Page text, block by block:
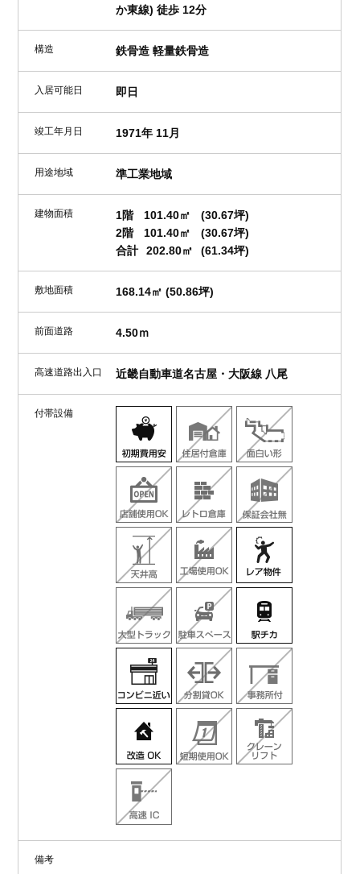
か東線) 徒歩 12分
構造 鉄骨造 軽量鉄骨造
入居可能日 即日
竣工年月日 1971年 11月
用途地域 準工業地域
建物面積 1階 101.40㎡
(30.67坪)
2階
101.40㎡
(30.67坪)
合計
202.80㎡ (61.34坪)
敷地面積 168.14㎡ (50.86坪)
前面道路 4.50ｍ
高速道路出入口 近畿自動車道名古屋・大阪線 八尾
付帯設備
備考